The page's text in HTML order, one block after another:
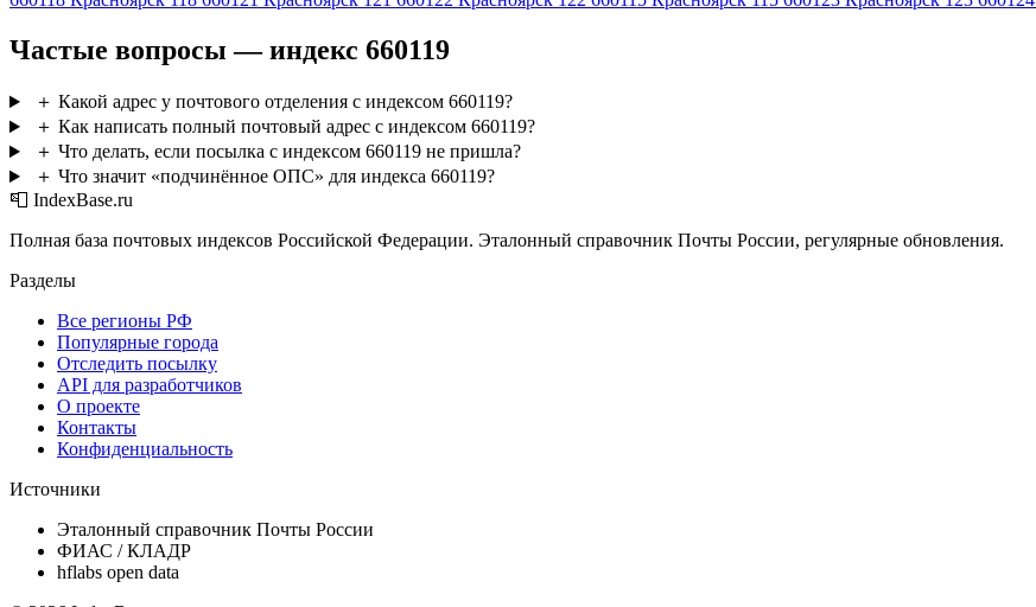
Частые вопросы — индекс 660119
＋ Какой адрес у почтового отделения с индексом 660119?
＋ Как написать полный почтовый адрес с индексом 660119?
＋ Что делать, если посылка с индексом 660119 не пришла?
＋ Что значит «подчинённое ОПС» для индекса 660119?
📮 IndexBase.ru
Полная база почтовых индексов Российской Федерации. Эталонный справочник Почты России, регулярные обновления.
Разделы
Все регионы РФ
Популярные города
Отследить посылку
API для разработчиков
О проекте
Контакты
Конфиденциальность
Источники
Эталонный справочник Почты России
ФИАС / КЛАДР
hflabs open data